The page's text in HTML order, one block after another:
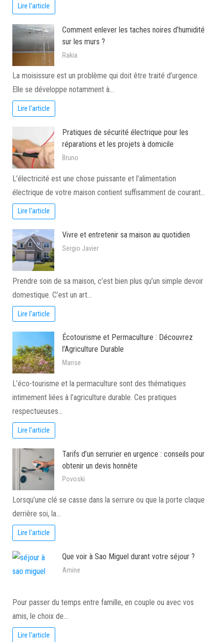
Lire l'article
Comment enlever les taches noires d’humidité
sur les murs ?
Rakia
La moisissure est un problème qui doit être traité d’urgence.
Elle se développe notamment à…
Lire l'article
Pratiques de sécurité électrique pour les
réparations et les projets à domicile
Bruno
L’électricité est une chose puissante et l’alimentation
électrique de votre maison contient suffisamment de courant…
Lire l'article
Vivre et entretenir sa maison au quotidien
Sergio Javier
Prendre soin de sa maison, c’est bien plus qu’un simple devoir
domestique. C’est un art…
Lire l'article
Écotourisme et Permaculture : Découvrez
l’Agriculture Durable
Marise
L’éco-tourisme et la permaculture sont des thématiques
intimement liées à l’agriculture durable. Ces pratiques
respectueuses…
Lire l'article
Tarifs d’un serrurier en urgence : conseils pour
obtenir un devis honnête
Povoski
Lorsqu’une clé se casse dans la serrure ou que la porte claque
derrière soi, la…
Lire l'article
Que voir à Sao Miguel durant votre séjour ?
Amine
Pour passer du temps entre famille, en couple ou avec vos
amis, le choix de…
Lire l'article